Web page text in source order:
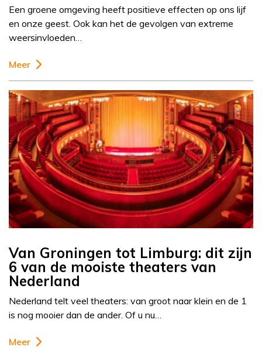
Een groene omgeving heeft positieve effecten op ons lijf
en onze geest. Ook kan het de gevolgen van extreme
weersinvloeden…
Meer
Van Groningen tot Limburg: dit zijn
6 van de mooiste theaters van
Nederland
Nederland telt veel theaters: van groot naar klein en de 1
is nog mooier dan de ander. Of u nu…
Meer